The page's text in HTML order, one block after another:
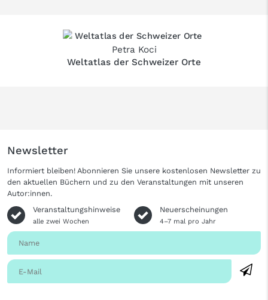
Petra Koci
Weltatlas der Schweizer Orte
Newsletter
Informiert bleiben! Abonnieren Sie unsere kostenlosen Newsletter zu
den aktuellen Büchern und zu den Veranstaltungen mit unseren
Autor:innen.
Veranstaltungshinweise
alle zwei Wochen
Neuerscheinungen
4–7 mal pro Jahr